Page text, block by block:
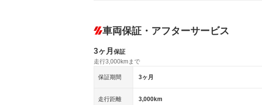
車両保証・アフターサービス
3ヶ月 保証
走行3,000kmまで
保証期間 3ヶ月
走行距離 3,000km